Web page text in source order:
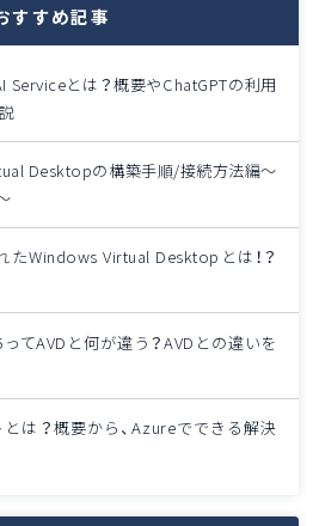
すすめ記事
Serviceとは？概要やChatGPTの利用
Desktopの構築手順/接続方法編～
たWindows Virtual Desktopとは！？
てAVDと何が違う？AVDとの違いを
は？概要から、Azureでできる解決